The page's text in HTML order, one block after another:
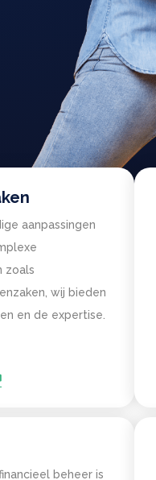
aanpassingen
zoals
wij bieden
en de expertise.
beheer is
elit, sed do